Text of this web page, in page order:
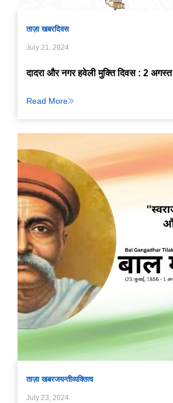
ताज़ा खबरदिवस
July 21, 2024
दादरा और नगर हवेली मुक्ति दिवस : 2 अगस्त
Read More
ताज़ा खबरजयन्तीव्यक्तित्व
July 23, 2024